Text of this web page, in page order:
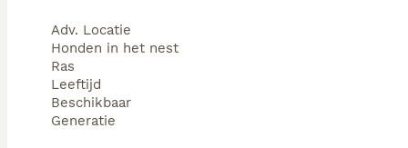
Adv. Locatie
Honden in het nest
Ras
Leeftijd
Beschikbaar
Generatie